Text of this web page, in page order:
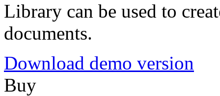
Library can be used to
documents.
Download demo version
Buy